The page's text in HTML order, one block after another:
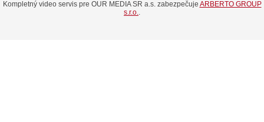
Kompletný video servis pre OUR MEDIA SR a.s. zabezpečuje ARBERTO GROUP
s.r.o..